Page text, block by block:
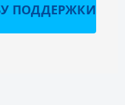
ПОДДЕРЖКИ